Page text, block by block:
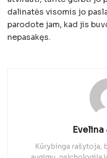
dalinatės visomis jo
parodote jam, kad jis
nepasakęs.
Kūrybinga rašytoja,